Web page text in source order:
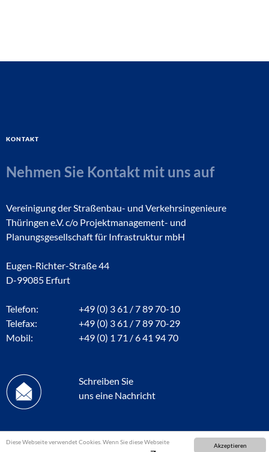
Akzeptieren
Diese Webseite verwendet Cookies. Wenn Sie diese Webseite
Kontakt
Nehmen Sie Kontakt mit uns auf
Vereinigung der Straßenbau- und Verkehrsingenieure
Thüringen e.V. c/o Projektmanagement- und
Planungsgesellschaft für Infrastruktur mbH
Eugen-Richter-Straße 44
D-99085 Erfurt
Telefon:
+49 (0) 3 61 / 7 89 70-10
Telefax:
+49 (0) 3 61 / 7 89 70-29
Mobil:
+49 (0) 1 71 / 6 41 94 70
Schreiben Sie
uns eine Nachricht